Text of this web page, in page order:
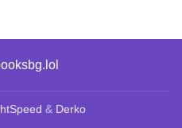
& Derko